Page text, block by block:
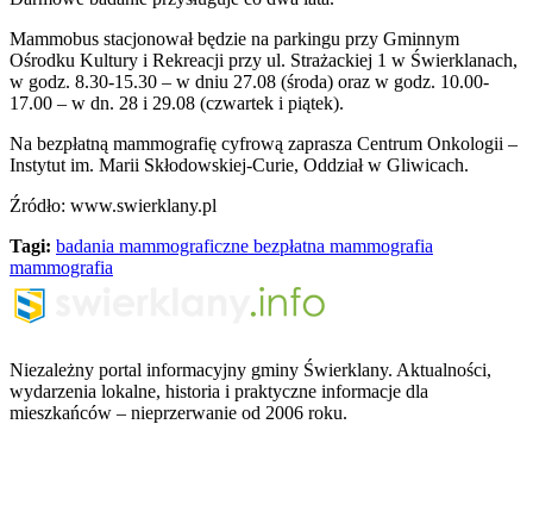
Mammobus stacjonował będzie na parkingu przy Gminnym
Ośrodku Kultury i Rekreacji przy ul. Strażackiej 1 w Świerklanach,
w godz. 8.30-15.30 – w dniu 27.08 (środa) oraz w godz. 10.00-
17.00 – w dn. 28 i 29.08 (czwartek i piątek).
Na bezpłatną mammografię cyfrową zaprasza Centrum Onkologii –
Instytut im. Marii Skłodowskiej-Curie, Oddział w Gliwicach.
Źródło: www.swierklany.pl
Tagi: badania mammograficzne bezpłatna mammografia
mammografia
Niezależny portal informacyjny gminy Świerklany. Aktualności,
wydarzenia lokalne, historia i praktyczne informacje dla
mieszkańców – nieprzerwanie od 2006 roku.